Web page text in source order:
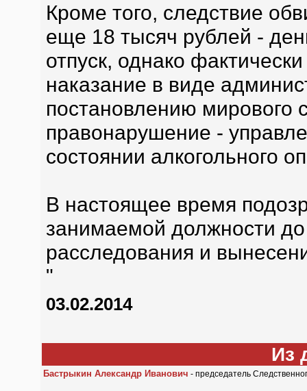
Кроме того, следствие
еще 18 тысяч рублей -
отпуск, однако
наказание в виде
постановлению мирового
правонарушение -
состоянии алкогольного
В настоящее время
занимаемой должности
расследования и
"
03.02.2014
Из
Бастрыкин Александр Иванович - председатель